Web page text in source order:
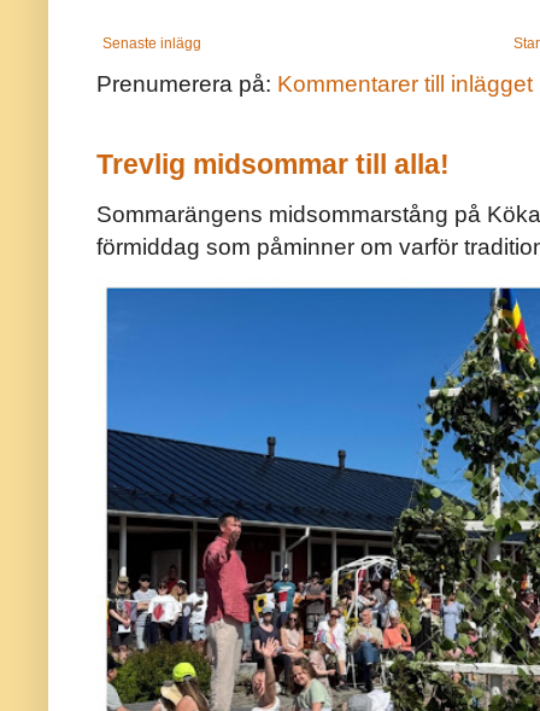
Senaste inlägg
Prenumerera på: Kommentarer till inlägget
Trevlig midsommar till alla!
Sommarängens midsommarstång på
förmiddag som påminner om varför